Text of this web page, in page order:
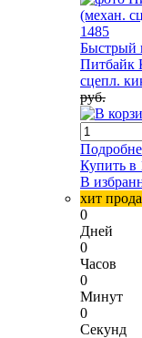
Быстрый
Питбайк
сцепл.
руб.
Купить в
В
хит
0
Дней
0
Часов
0
Минут
0
Секунд